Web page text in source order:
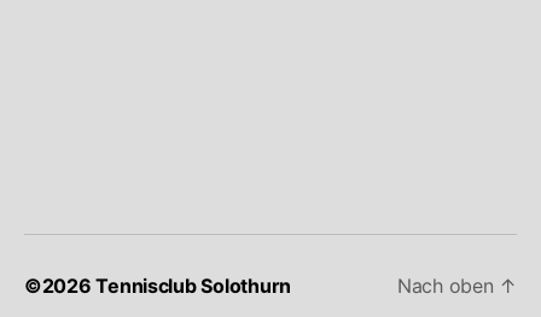
©2026 Tennisclub Solothurn Nach oben ↑